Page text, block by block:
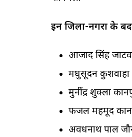
इन जिलों-नगरों के
आजाद सिंह
मधुसूदन कुशवाहा
मुनींद्र शुक्ला
फजल महमूद
अवधनाथ पाल